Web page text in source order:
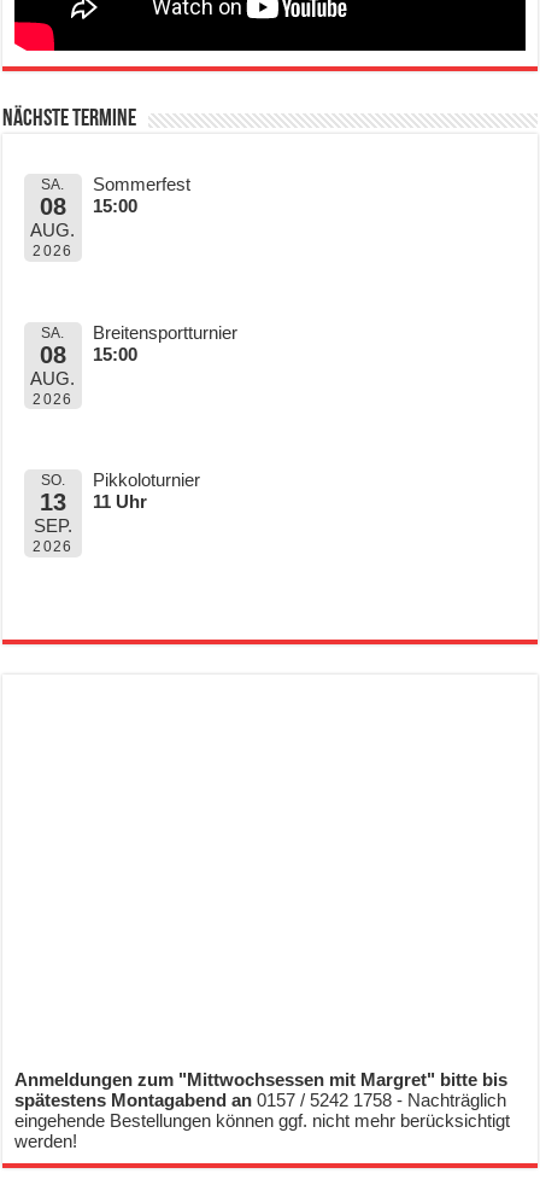
Nächste Termine
SA.
08
AUG.
2026
Sommerfest
15:00
SA.
08
AUG.
2026
Breitensportturnier
15:00
SO.
13
SEP.
2026
Pikkoloturnier
11 Uhr
Anmeldungen zum "Mittwochsessen mit Margret" bitte bis
spätestens Montagabend an0157 / 5242 1758 - Nachträglich
eingehende Bestellungen können ggf. nicht mehr berücksichtigt
werden!